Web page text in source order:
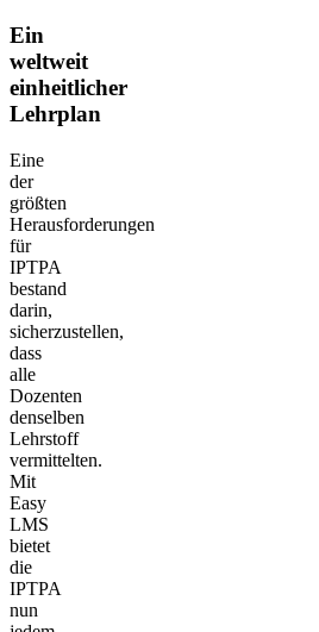
Ein
weltweit
einheitlicher
Lehrplan
Eine
der
größten
Herausforderungen
für
IPTPA
bestand
darin,
sicherzustellen,
dass
alle
Dozenten
denselben
Lehrstoff
vermittelten.
Mit
Easy
LMS
bietet
die
IPTPA
nun